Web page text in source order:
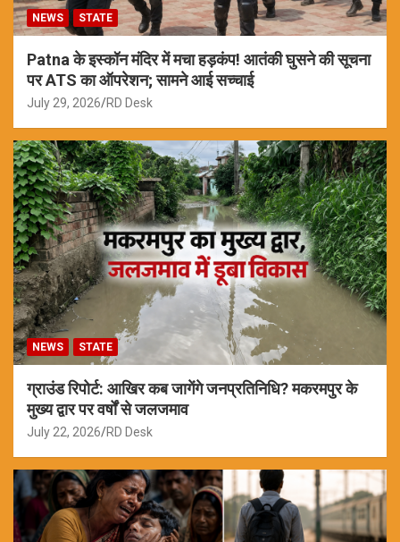
NEWS STATE
Patna के इस्कॉन मंदिर में मचा हड़कंप! आतंकी घुसने की सूचना
पर ATS का ऑपरेशन; सामने आई सच्चाई
July 29, 2026 RD Desk
NEWS STATE
ग्राउंड रिपोर्ट: आखिर कब जागेंगे जनप्रतिनिधि? मकरमपुर के
मुख्य द्वार पर वर्षों से जलजमाव
July 22, 2026 RD Desk